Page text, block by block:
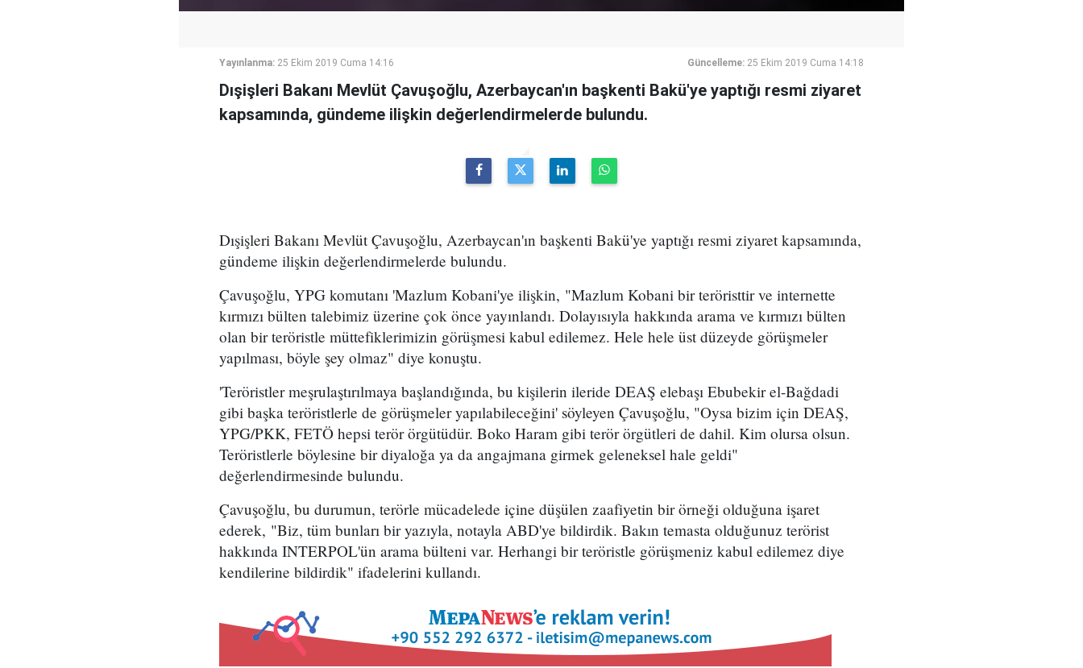
Yayınlanma: 25 Ekim 2019 Cuma 14:16 Güncelleme: 25 Ekim 2019 Cuma 14:18
Dışişleri Bakanı Mevlüt Çavuşoğlu, Azerbaycan'ın başkenti Bakü'ye yaptığı resmi ziyaret
kapsamında, gündeme ilişkin değerlendirmelerde bulundu.
Dışişleri Bakanı Mevlüt Çavuşoğlu, Azerbaycan'ın başkenti Bakü'ye yaptığı resmi ziyaret kapsamında,
gündeme ilişkin değerlendirmelerde bulundu.
Çavuşoğlu, YPG komutanı 'Mazlum Kobani'ye ilişkin, "Mazlum Kobani bir teröristtir ve internette
kırmızı bülten talebimiz üzerine çok önce yayınlandı. Dolayısıyla hakkında arama ve kırmızı bülten
olan bir teröristle müttefiklerimizin görüşmesi kabul edilemez. Hele hele üst düzeyde görüşmeler
yapılması, böyle şey olmaz" diye konuştu.
'Teröristler meşrulaştırılmaya başlandığında, bu kişilerin ileride DEAŞ elebaşı Ebubekir el-Bağdadi
gibi başka teröristlerle de görüşmeler yapılabileceğini' söyleyen Çavuşoğlu, "Oysa bizim için DEAŞ,
YPG/PKK, FETÖ hepsi terör örgütüdür. Boko Haram gibi terör örgütleri de dahil. Kim olursa olsun.
Teröristlerle böylesine bir diyaloğa ya da angajmana girmek geleneksel hale geldi"
değerlendirmesinde bulundu.
Çavuşoğlu, bu durumun, terörle mücadelede içine düşülen zaafiyetin bir örneği olduğuna işaret
ederek, "Biz, tüm bunları bir yazıyla, notayla ABD'ye bildirdik. Bakın temasta olduğunuz terörist
hakkında INTERPOL'ün arama bülteni var. Herhangi bir teröristle görüşmeniz kabul edilemez diye
kendilerine bildirdik" ifadelerini kullandı.